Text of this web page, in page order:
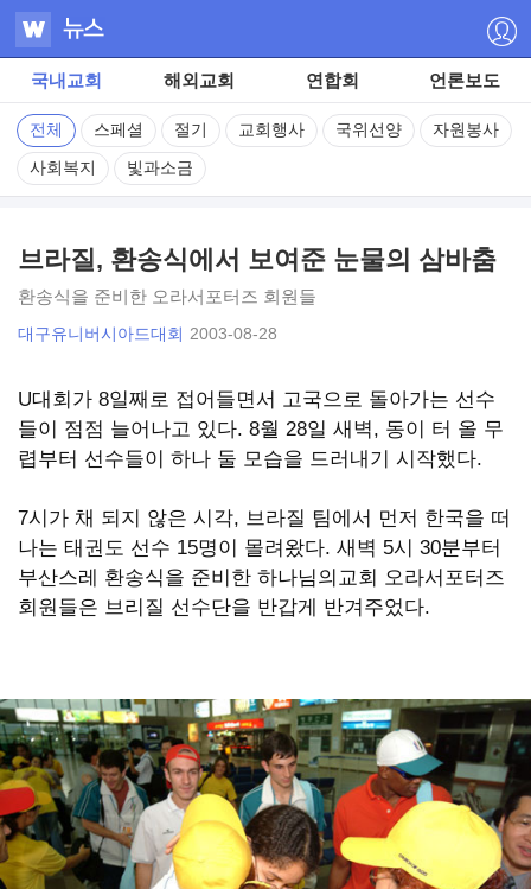
占
쏙
옙
占
옙
占
옙
占
쏙
옙
�
옙
占
쏙
옙
국내교회 해외교회 연합회 언론보도
전체 스페셜 절기 교회행사 국위선양
자원봉사
사회복지
빛과소금
브라질, 환송식에서 보여준 눈물의 삼바춤
환송식을 준비한 오라서포터즈 회원들
대구유니버시아드대회 2003-08-28
U대회가 8일째로 접어들면서 고국으로 돌아가는 선수
들이 점점 늘어나고 있다. 8월 28일 새벽, 동이 터 올 무
렵부터 선수들이 하나 둘 모습을 드러내기 시작했다.
7시가 채 되지 않은 시각, 브라질 팀에서 먼저 한국을 떠
나는 태권도 선수 15명이 몰려왔다. 새벽 5시 30분부터
부산스레 환송식을 준비한 하나님의교회 오라서포터즈
회원들은 브리질 선수단을 반갑게 반겨주었다.